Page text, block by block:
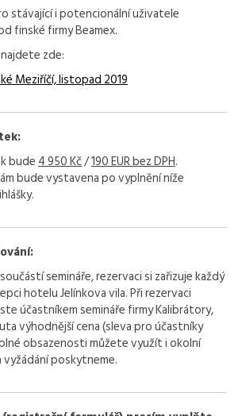
stávající i potencionální uživatele
finské firmy Beamex.
zde:
Meziříčí, listopad 2019
bude4 950 Kč/190 EURbez DPH.
bude vystavena po vyplnění níže
semináře, rezervaci si zařizuje každý
hotelu Jelínkova vila. Při rezervaci
účastníkem semináře firmy Kalibrátory,
výhodnější cena (sleva pro účastníky
obsazenosti můžete využít i okolní
poskytneme.